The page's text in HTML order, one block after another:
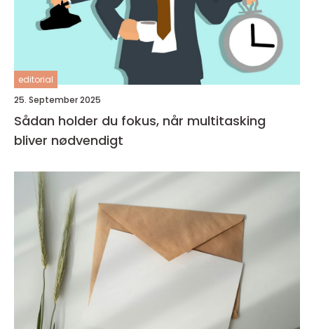
editorial
25. September 2025
Sådan holder du fokus, når multitasking
bliver nødvendigt